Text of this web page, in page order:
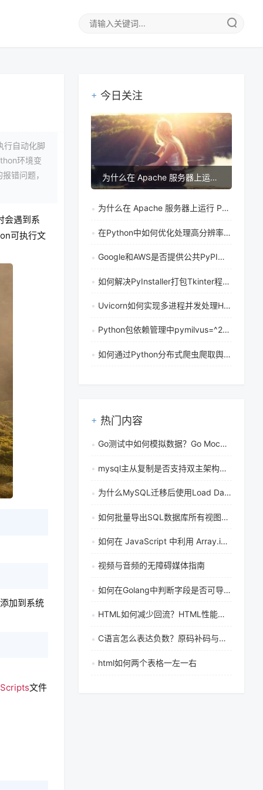
行自动化脚
环境变
错问题，
会遇到系
可执行文
加到系统
Scripts文件
今日关注
为什么在 Apache 服务器上运行 Python CGI 脚本时，中文显示会出现乱码
为什么在 Apache 服务器上运行 Python CGI 脚本时，中文显示会出现乱码
在Python中如何优化处理高分辨率图片以精确查找白色圆形区域
Google和AWS是否提供公共PyPI镜像源
如何解决PyInstaller打包Tkinter程序时wav资源打包后加载失败的问题
Uvicorn如何实现多进程并发处理HTTP请求？
Python包依赖管理中pymilvus=^2.3.0和pymilvus=2.3.*有何区别？
如何通过Python分布式爬虫爬取舆情数据
热门内容
Go测试中如何模拟数据？Go Mock基础思路讲解
mysql主从复制是否支持双主架构？双主模式怎么配置
为什么MySQL迁移后使用Load Data导入变慢？调整bulk_insert_buffer_size有用吗
如何批量导出SQL数据库所有视图_自动化备份工具
如何在 JavaScript 中利用 Array.indexOf() 快速查找特定元素在数组中的索引
视频与音频的无障碍媒体指南
如何在Golang中判断字段是否可导出_使用反射控制访问权限
HTML如何减少回流？HTML性能优化减少重排重绘的方法有哪些
C语言怎么表达负数？原码补码与负号有什么区别
html如何两个表格一左一右